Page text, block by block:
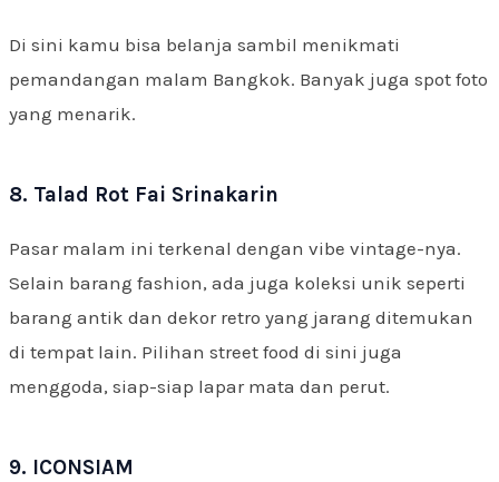
Di sini kamu bisa belanja sambil menikmati
pemandangan malam Bangkok. Banyak juga spot foto
yang menarik.
8. Talad Rot Fai Srinakarin
Pasar malam ini terkenal dengan vibe vintage-nya.
Selain barang fashion, ada juga koleksi unik seperti
barang antik dan dekor retro yang jarang ditemukan
di tempat lain. Pilihan street food di sini juga
menggoda, siap-siap lapar mata dan perut.
9. ICONSIAM